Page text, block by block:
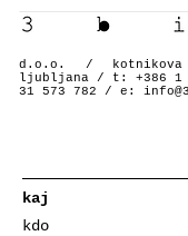
d.o.o. /
ljubljana / t:+386 1
31 573 782 / e:
kaj
kdo